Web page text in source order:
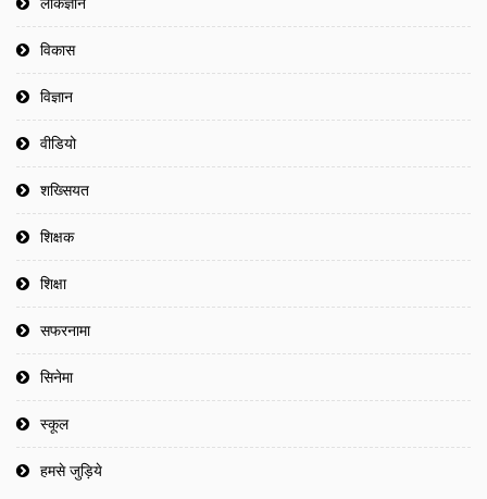
विकास
विज्ञान
वीडियो
शख्सियत
शिक्षक
शिक्षा
सफरनामा
सिनेमा
स्कूल
हमसे जुड़िये